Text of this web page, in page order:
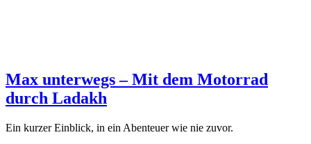
Max unterwegs – Mit dem Motorrad
durch Ladakh
Ein kurzer Einblick, in ein Abenteuer wie nie zuvor.